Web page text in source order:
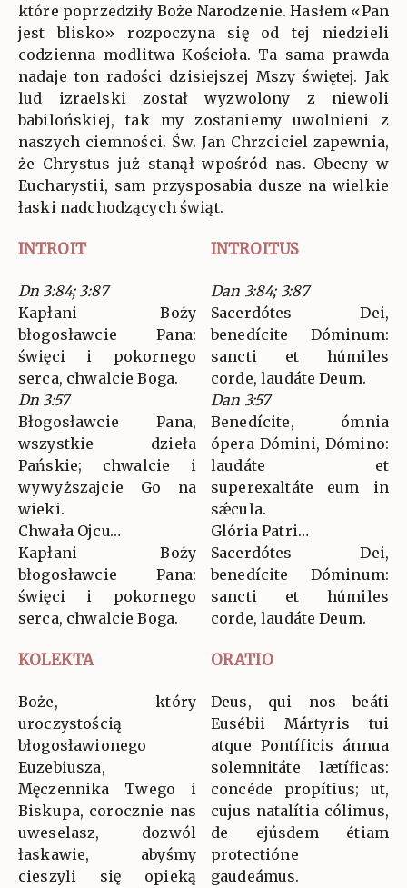
które poprzedziły Boże Narodzenie. Hasłem «Pan
jest blisko» rozpoczyna się od tej niedzieli
codzienna modlitwa Kościoła. Ta sama prawda
nadaje ton radości dzisiejszej Mszy świętej. Jak
lud izraelski został wyzwolony z niewoli
babilońskiej, tak my zostaniemy uwolnieni z
naszych ciemności. Św. Jan Chrzciciel zapewnia,
że Chrystus już stanął wpośród nas. Obecny w
Eucharystii, sam przysposabia dusze na wielkie
łaski nadchodzących świąt.
INTROIT INTROITUS
Dn 3:84; 3:87
Kapłani Boży
błogosławcie Pana:
święci i pokornego
serca, chwalcie Boga.
Dn 3:57
Błogosławcie Pana,
wszystkie dzieła
Pańskie; chwalcie i
wywyższajcie Go na
wieki.
Chwała Ojcu…
Kapłani Boży
błogosławcie Pana:
święci i pokornego
serca, chwalcie Boga.
Dan 3:84; 3:87
Sacerdótes Dei,
benedícite Dóminum:
sancti et húmiles
corde, laudáte Deum.
Dan 3:57
Benedícite, ómnia
ópera Dómini, Dómino:
laudáte et
superexaltáte eum in
sǽcula.
Glória Patri…
Sacerdótes Dei,
benedícite Dóminum:
sancti et húmiles
corde, laudáte Deum.
KOLEKTA ORATIO
Boże, który
uroczystością
błogosławionego
Euzebiusza,
Męczennika Twego i
Biskupa, corocznie nas
uweselasz, dozwól
łaskawie, abyśmy
cieszyli się opieką
Deus, qui nos beáti
Eusébii Mártyris tui
atque Pontíficis ánnua
solemnitáte lætíficas:
concéde propítius; ut,
cujus natalítia cólimus,
de ejúsdem étiam
protectióne
gaudeámus.